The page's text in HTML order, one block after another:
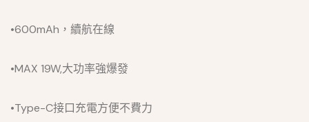
•600mAh，續航在線
•MAX 19W,大功率強爆發
•Type-C接口充電方便不費力